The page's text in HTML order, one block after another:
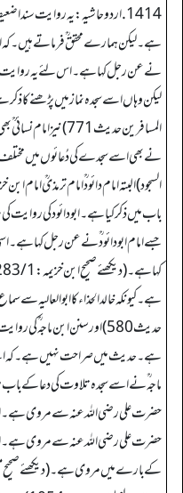
1414. اردو حاشیہ: یہ روایت
ہے۔ لیکن ہمارے محقق ؒ فرماتے ہیں۔ کہ
نے عن رجل کہا ہے۔ اس لئے یہ روایت
لیکن وہاں اسے سجدہ نماز میں پڑھنے کا
المسافرین حدیث 771)
نے بھی اسے سجدے کی دُعائوں میں مختلف
السجود) البتہ امام دائود ؒ امام ترمذیؒ
باب میں ذکر کیا ہے۔ ابودائود کی
جسے امام ابو دائود ؒ نے عن رجل کہا ہے۔
ہے۔ کیونکہ خالد الحذاء کا ابو العالیہ
حدیث 580) اور سنن ابن ماجہ
ہے۔ حدیث میں صراحت نہیں ہے۔ کہ
ماجہ ؒ نے اسے سجدہ تلاوت کی دعا کے
حضرت علی رضی اللہ عنہ سے مروی ہے۔
حضرت علی رضی اللہ عنہ سے مروی